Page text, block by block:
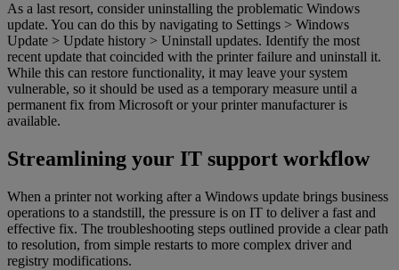
As a last resort, consider uninstalling the problematic Windows
update. You can do this by navigating to Settings > Windows
Update > Update history > Uninstall updates. Identify the most
recent update that coincided with the printer failure and uninstall it.
While this can restore functionality, it may leave your system
vulnerable, so it should be used as a temporary measure until a
permanent fix from Microsoft or your printer manufacturer is
available.
Streamlining your IT support workflow
When a printer not working after a Windows update brings business
operations to a standstill, the pressure is on IT to deliver a fast and
effective fix. The troubleshooting steps outlined provide a clear path
to resolution, from simple restarts to more complex driver and
registry modifications.